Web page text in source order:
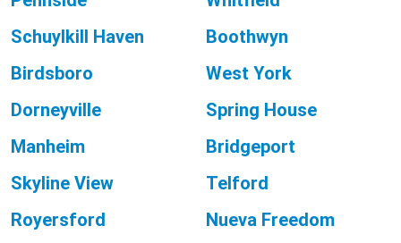
Schuylkill Haven
Boothwyn
Birdsboro
West York
Dorneyville
Spring House
Manheim
Bridgeport
Skyline View
Telford
Royersford
Nueva Freedom